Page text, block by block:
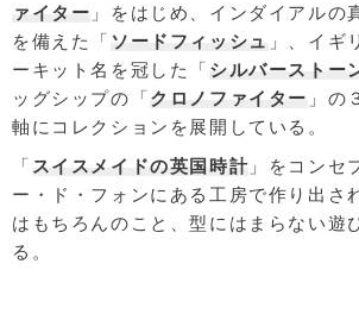
ァイター 」をはじめ、インダイアルの
を備えた「 ソードフィッシュ 」、イギ
ーキット名を冠した「 シルバーストー
ッグシップの「クロノファイター 」の
軸にコレクションを展開している。
「 スイスメイドの英国時計 」をコンセ
ー・ド・フォンにある工房で作り出さ
はもちろんのこと、型にはまらない遊
る。